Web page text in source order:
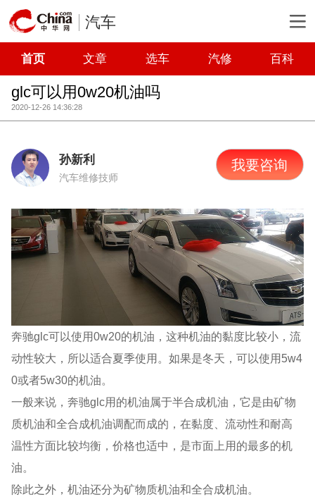
汽车
首页 文章 选车 汽修 百科
glc可以用0w20机油吗
2020-12-26 14:36:28
孙新利
汽车维修技师
我要咨询
奔驰glc可以使用0w20的机油，这种机油的黏度比较小，流
动性较大，所以适合夏季使用。如果是冬天，可以使用5w4
0或者5w30的机油。
一般来说，奔驰glc用的机油属于半合成机油，它是由矿物
质机油和全合成机油调配而成的，在黏度、流动性和耐高
温性方面比较均衡，价格也适中，是市面上用的最多的机
油。
除此之外，机油还分为矿物质机油和全合成机油。